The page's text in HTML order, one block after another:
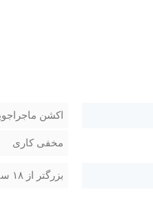
اکشن
مخفی کاری
بزرگتر از ۱۸ سال